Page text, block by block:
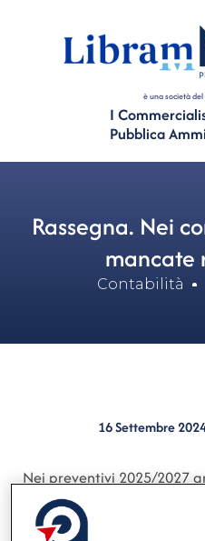
è una società
I
Pubblica
Rassegna. Nei
mancate
Contabilità
16 Settembre
Nei preventivi 2025/2027
vincolato per incremento